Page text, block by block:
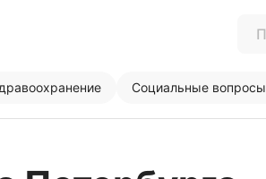
Социальные вопросы